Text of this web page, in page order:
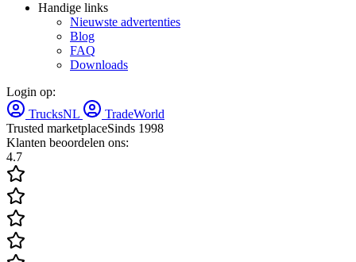
Handige links
Nieuwste advertenties
Blog
FAQ
Downloads
Login op:
TrucksNL
TradeWorld
Trusted marketplaceSinds 1998
Klanten beoordelen ons:
4.7